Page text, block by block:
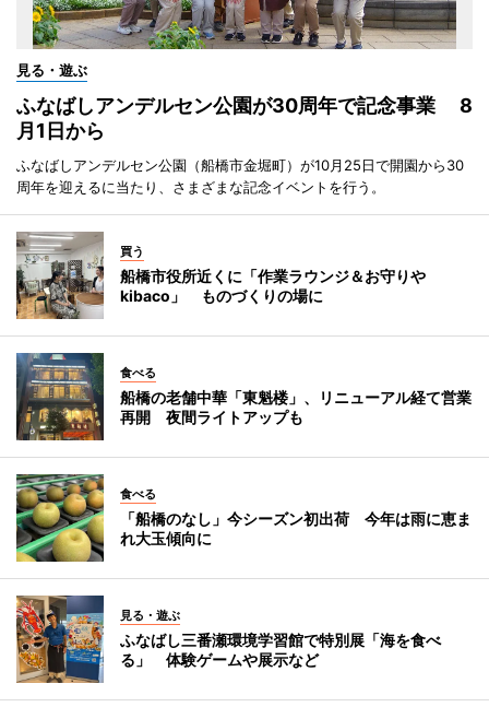
見る・遊ぶ
ふなばしアンデルセン公園が30周年で記念事業 8
月1日から
ふなばしアンデルセン公園（船橋市金堀町）が10月25日で開園から30
周年を迎えるに当たり、さまざまな記念イベントを行う。
買う
船橋市役所近くに「作業ラウンジ＆お守りや
kibaco」 ものづくりの場に
食べる
船橋の老舗中華「東魁楼」、リニューアル経て営業
再開 夜間ライトアップも
食べる
「船橋のなし」今シーズン初出荷 今年は雨に恵ま
れ大玉傾向に
見る・遊ぶ
ふなばし三番瀬環境学習館で特別展「海を食べ
る」 体験ゲームや展示など